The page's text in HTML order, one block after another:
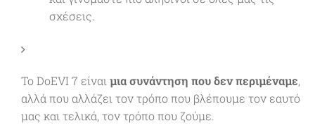
σχέσεις.
Το DoEVI 7 είναι μια συνάντηση που δεν περιμέναμε,
αλλά που αλλάζει τον τρόπο που βλέπουμε τον εαυτό
μας και τελικά, τον τρόπο που ζούμε.